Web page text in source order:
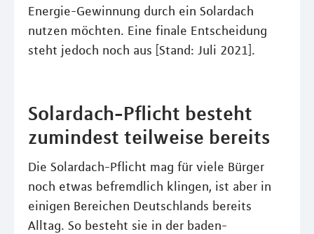
Energie-Gewinnung durch ein Solardach
nutzen möchten. Eine finale Entscheidung
steht jedoch noch aus [Stand: Juli 2021].
Solardach-Pflicht besteht
zumindest teilweise bereits
Die Solardach-Pflicht mag für viele Bürger
noch etwas befremdlich klingen, ist aber in
einigen Bereichen Deutschlands bereits
Alltag. So besteht sie in der baden-